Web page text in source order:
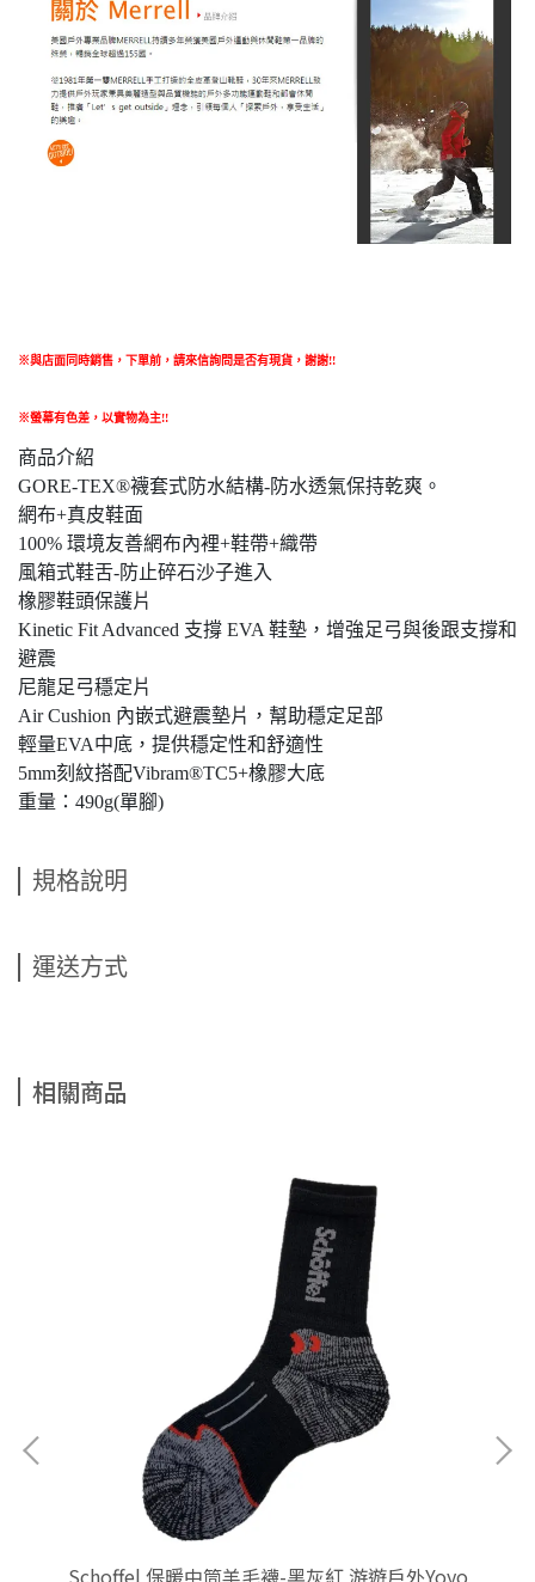
※與店面同時銷售 ， 下單前 ， 請來信詢問是否有現貨，謝謝!!
※螢幕有色差，以實物為主!!
商品介紹
GORE-TEX®襪套式防水結構-防水透氣保持乾爽。
網布+真皮鞋面
100% 環境友善網布內裡+鞋帶+織帶
風箱式鞋舌-防止碎石沙子進入
橡膠鞋頭保護片
Kinetic Fit Advanced 支撐 EVA 鞋墊，增強足弓與後跟支撐和
避震
尼龍足弓穩定片
Air Cushion 內嵌式避震墊片，幫助穩定足部
輕量EVA中底，提供穩定性和舒適性
5mm刻紋搭配Vibram®TC5+橡膠大底
重量：490g(單腳)
規格說明
運送方式
相關商品